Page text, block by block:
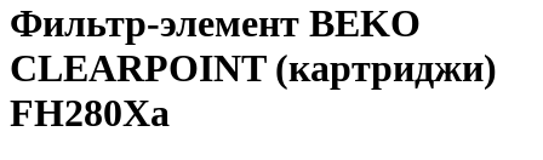
Фильтр-элемент BEKO
CLEARPOINT (картриджи)
FH280Xa